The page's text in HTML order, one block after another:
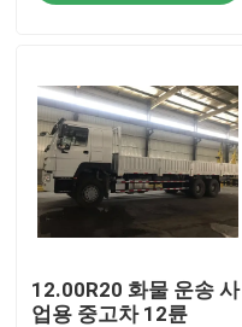
품질 관리
연락주세요
인용문을 요구하세요
중고 덤프트럭
사용된 덤프차
12.00R20 화물 운송 사
업용 중고차 12륜